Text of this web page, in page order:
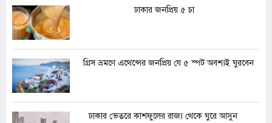
ঢাকার জনপ্রিয় ৫ চা
গ্রিস ভ্রমণে এথেন্সের জনপ্রিয় যে ৫ স্পট অবশ্যই ঘুরবেন
ঢাকার ভেতরে কাশফুলের রাজ্য থেকে ঘুরে আসুন